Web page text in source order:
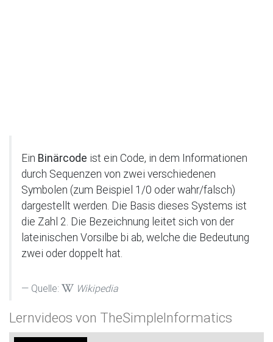
Ein Binärcode ist ein Code, in dem Informationen
durch Sequenzen von zwei verschiedenen
Symbolen (zum Beispiel 1/0 oder wahr/falsch)
dargestellt werden. Die Basis dieses Systems ist
die Zahl 2. Die Bezeichnung leitet sich von der
lateinischen Vorsilbe bi ab, welche die Bedeutung
zwei oder doppelt hat.
Quelle: Wikipedia
Lernvideos von TheSimpleInformatics